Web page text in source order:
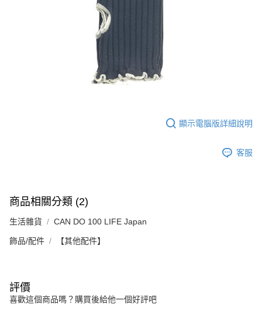
４．使用「AFTEE先享後付」時，將依據個別帳號之用戶狀況，依本公司即
時審查核予不同之上限額度；若仍有額度不足之情形，本公司將視審查結果
５．嚴禁一人註冊多個帳號或使用他人資訊註冊。若發現惡意使用之情形，
恩沛科技股份有限公司將有權停止該用戶之使用額度並採取法律行動。
顯示電腦版詳細說明
客服
商品相關分類 (2)
生活雜貨 CAN DO 100 LIFE Japan
飾品/配件 【其他配件】
評價
喜歡這個商品嗎？購買後給他一個好評吧